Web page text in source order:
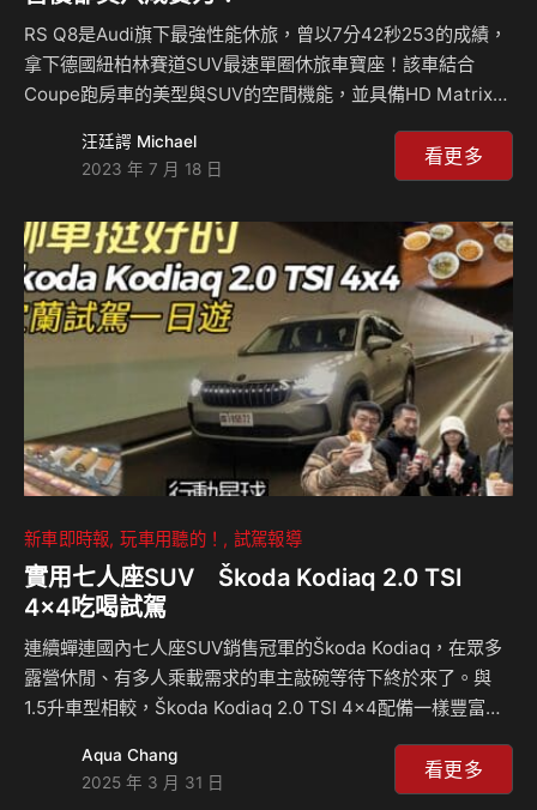
RS Q8是Audi旗下最強性能休旅，曾以7分42秒253的成績，
拿下德國紐柏林賽道SUV最速單圈休旅車寶座！該車結合
Coupe跑房車的美型與SUV的空間機能，並具備HD Matrix高
Bang&Olufsen 3D環繞音響等豐富高檔的配備項目。 動力
上，RS Q8搭載4.0升V8雙渦輪引擎，並整合48V輕油電系
速性能化手自排變速系統，0-100km/h加速僅需3.8秒，另外
還標配搭配Quattro智慧恆時4驅系統、跑車式限滑差速器、
跑車化氣壓懸吊與動態全輪轉向等高階操…
汪廷諤 Michael
2023 年 7 月 18 日
看更多
新車即時報 玩車用聽的！ 試駕報導
實用七人座SUV Škoda Kodiaq 2.0 TSI
4×4吃喝試駕
連續蟬連國內七人座SUV銷售冠軍的Škoda Kodiaq，在眾多
露營休閒、有多人乘載需求的車主敲碗等待下終於來了。與
1.5升車型相較，Škoda Kodiaq 2.0 TSI 4×4配備一樣豐富
不僅如此，它還多了全景天窗。如此熱門的車款，我們當然要
趕快借出來蹂躪一下啊(誤)~~這次試駕不太一樣，可以說是邊
Aqua Chang
2025 年 3 月 31 日
看更多